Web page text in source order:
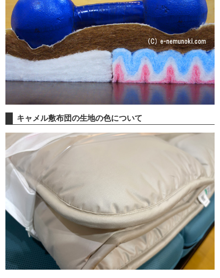
キャメル敷布団の生地の色について